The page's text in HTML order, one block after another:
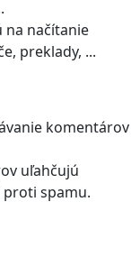
na načítanie
preklady, ...
komentárov
uľahčujú
spamu.